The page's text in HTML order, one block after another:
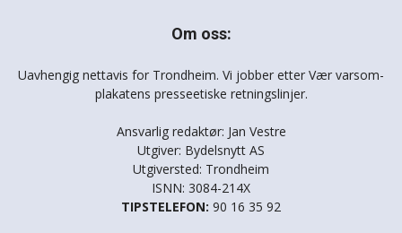
Om oss:
Uavhengig nettavis for Trondheim. Vi jobber etter Vær varsom-
plakatens presseetiske retningslinjer.
Ansvarlig redaktør: Jan Vestre
Utgiver: Bydelsnytt AS
Utgiversted: Trondheim
ISNN: 3084-214X
TIPSTELEFON: 90 16 35 92